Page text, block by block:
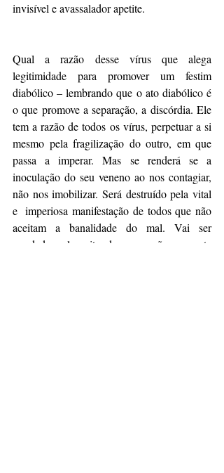
invisível e avassalador apetite.
Qual a razão desse vírus que alega
legitimidade para promover um festim
diabólico – lembrando que o ato diabólico é
o que promove a separação, a discórdia. Ele
tem a razão de todos os vírus, perpetuar a si
mesmo pela fragilização do outro, em que
passa a imperar. Mas se renderá se a
inoculação do seu veneno ao nos contagiar,
não nos imobilizar. Será destruído pela vital
e  imperiosa manifestação de todos que não
aceitam a banalidade do mal. Vai ser
arredado pelo grito de quem não coonesta